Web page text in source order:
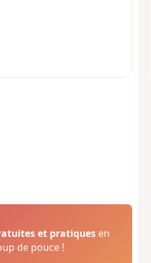
et pratiques en
de pouce !